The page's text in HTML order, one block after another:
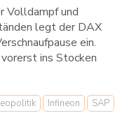
Volldampf und
legt der DAX
ein.
ins Stocken
Infineon SAP